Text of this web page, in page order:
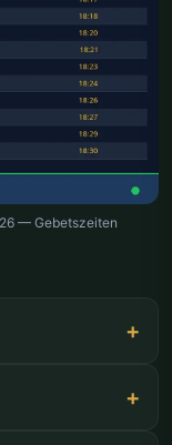
— Gebetszeiten